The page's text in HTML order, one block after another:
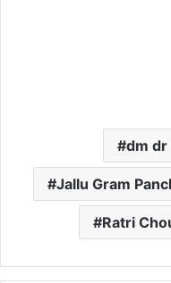
dm dr
Jallu Gram
Ratri